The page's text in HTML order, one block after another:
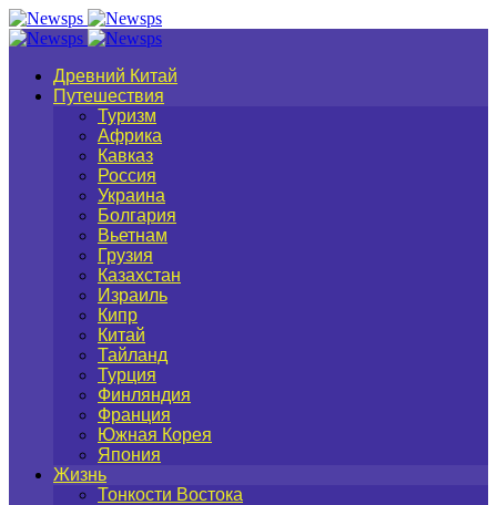
Древний Китай
Путешествия
Туризм
Африка
Кавказ
Россия
Украина
Болгария
Вьетнам
Грузия
Казахстан
Израиль
Кипр
Китай
Тайланд
Турция
Финляндия
Франция
Южная Корея
Япония
Жизнь
Тонкости Востока